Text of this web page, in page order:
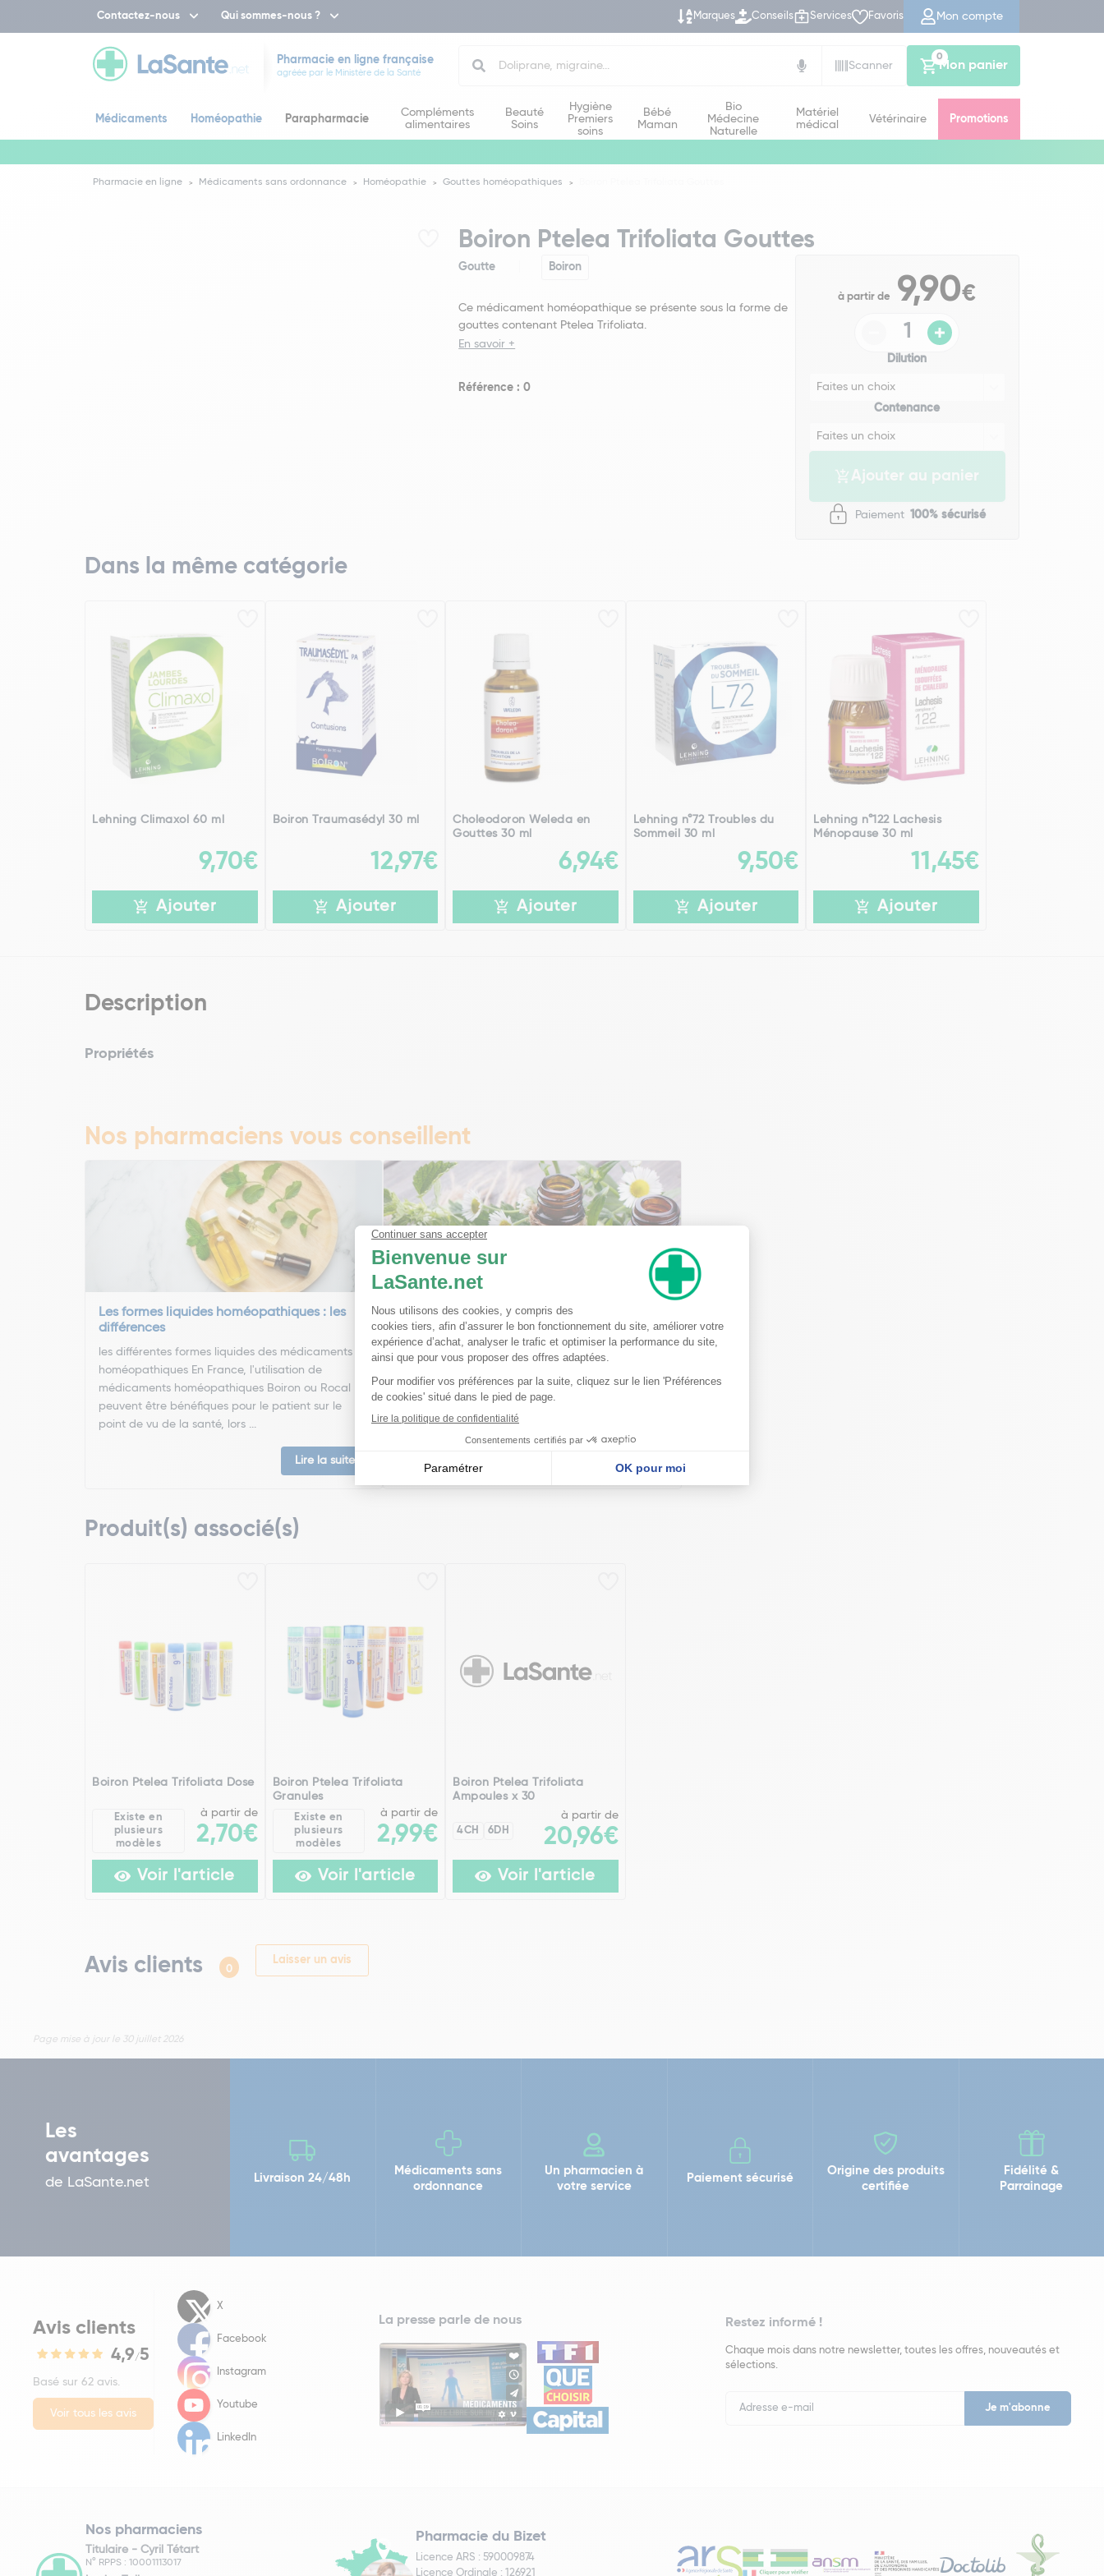
Contactez-nous Qui sommes-nous ? Marques Conseils Services Favoris Mon compte
Pharmacie en ligne française
agréée par le Ministère de la Santé
Scanner
Mon panier
0
Médicaments Homéopathie Parapharmacie
Compléments
alimentaires
Beauté
Soins
Hygiène
Premiers
soins
Bébé
Maman
Bio
Médecine
Naturelle
Matériel
médical
Vétérinaire Promotions
Pharmacie en ligne Médicaments sans ordonnance Homéopathie Gouttes homéopathiques
Boiron Ptelea Trifoliata Gouttes
Goutte Boiron
Ce médicament homéopathique se présente sous la forme de
gouttes contenant Ptelea Trifoliata.
En savoir +
Référence : 0
à partir de 9,90€
Dilution
Contenance
Ajouter au panier
Paiement 100% sécurisé
Dans la même catégorie
Lehning Climaxol 60 ml
9,70€
Ajouter
Boiron Traumasédyl 30 ml
12,97€
Ajouter
Choleodoron Weleda en
Gouttes 30 ml
6,94€
Ajouter
Lehning n°72 Troubles du
Sommeil 30 ml
9,50€
Ajouter
Lehning n°122 Lachesis
Ménopause 30 ml
11,45€
Ajouter
Description
Propriétés
Nos pharmaciens vous conseillent
Les formes liquides homéopathiques : les
différences
les différentes formes liquides des médicaments
homéopathiques En France, l'utilisation de
médicaments homéopathiques Boiron ou Rocal
peuvent être bénéfiques pour le patient sur le
point de vu de la santé, lors ...
Lire la suite
Ma trousse à pharmacie homéopathique
Ceci est un petit guide pratique des traitements
homéopathiques à avoir chez soi ! L'homéopathie
thérapeutique. Celle-ci est basée sur le principe
Produit(s) associé(s)
Boiron Ptelea Trifoliata Dose
Existe en
plusieurs
modèles
à partir de
2,70€
Voir l'article
Boiron Ptelea Trifoliata
Granules
Existe en
plusieurs
modèles
à partir de
2,99€
Voir l'article
Boiron Ptelea Trifoliata
Ampoules x 30
4CH 6DH
à partir de
20,96€
Voir l'article
Avis clients 0
Laisser un avis
Page mise à jour le 30 juillet 2026
Les
avantages
de LaSante.net Livraison 24/48h
Médicaments sans
ordonnance
Un pharmacien à
votre service
Paiement sécurisé
Origine des produits
certifiée
Fidélité &
Parrainage
Avis clients
4,9/5
Basé sur 62 avis.
Voir tous les avis
X
Facebook
Instagram
Youtube
LinkedIn
La presse parle de nous Restez informé !
Chaque mois dans notre newsletter, toutes les offres, nouveautés et
sélections.
Newsletter
Nos pharmaciens
Titulaire - Cyril Tétart
N° RPPS : 10001113017
Pharmacie du Bizet
Licence ARS : 590009874
Licence Ordinale : 126921